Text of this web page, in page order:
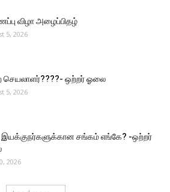
விழா அழைப்பிதழ்
5, 2026
செயலாளர்????- ஒற்றர் ஓலை
5, 2026
இயக்குநர்களுக்கான சங்கம் எங்கே? -ஒற்றர்
2026